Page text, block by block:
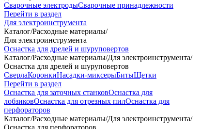
Сварочные электродыСварочные принадлежности
Перейти в раздел
Для электроинструмента
Каталог/Расходные материалы/
Для электроинструмента
Оснастка для дрелей и шуруповертов
Каталог/Расходные материалы/Для электроинструмента/
Оснастка для дрелей и шуруповертов
СверлаКоронкиНасадки-миксерыБитыЩетки
Перейти в раздел
Оснастка для заточных станковОснастка для
лобзиковОснастка для отрезных пилОснастка для
перфораторов
Каталог/Расходные материалы/Для электроинструмента/
Оснастка для перфораторов